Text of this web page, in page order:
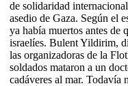
de solidaridad
asedio de Gaza. Según el
ya había muertos antes de
israelíes. Bulent Yildirim,
las organizadoras de la
soldados mataron a un
cadáveres al mar. Todavía